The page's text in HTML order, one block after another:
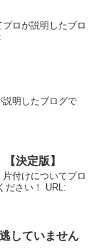
ロが説明したブロ
説明したブログで
決定版】
付けについてプロ
ださい！ URL:
していません